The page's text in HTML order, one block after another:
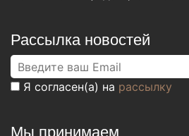
Рассылка новостей
Я согласен(а) на рассылку
Мы принимаем